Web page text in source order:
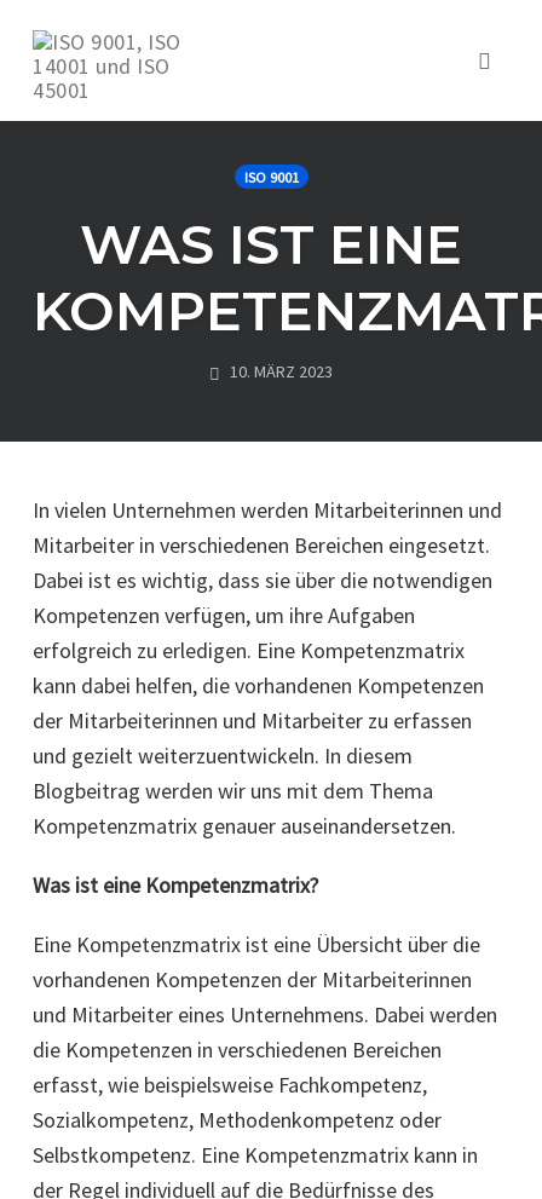
content
ISO 9001
WAS IST EINE
10. MÄRZ 2023
In vielen Unternehmen werden Mitarbeiterinnen und
Mitarbeiter in verschiedenen Bereichen eingesetzt.
Dabei ist es wichtig, dass sie über die notwendigen
Kompetenzen verfügen, um ihre Aufgaben
erfolgreich zu erledigen. Eine Kompetenzmatrix
kann dabei helfen, die vorhandenen Kompetenzen
der Mitarbeiterinnen und Mitarbeiter zu erfassen
und gezielt weiterzuentwickeln. In diesem
Blogbeitrag werden wir uns mit dem Thema
Kompetenzmatrix genauer auseinandersetzen.
Was ist eine Kompetenzmatrix?
Eine Kompetenzmatrix ist eine Übersicht über die
vorhandenen Kompetenzen der Mitarbeiterinnen
und Mitarbeiter eines Unternehmens. Dabei werden
die Kompetenzen in verschiedenen Bereichen
erfasst, wie beispielsweise Fachkompetenz,
Sozialkompetenz, Methodenkompetenz oder
Selbstkompetenz. Eine Kompetenzmatrix kann in
der Regel individuell auf die Bedürfnisse des